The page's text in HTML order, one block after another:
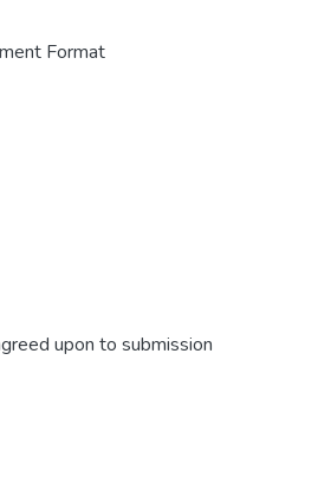
Format
upon to submission